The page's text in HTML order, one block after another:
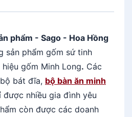
phẩm - Sago - Hoa Hồng
sản phẩm gốm sứ tinh
gốm Minh Long. Các
bát đĩa, bộ bàn ăn minh
được nhiều gia đình yêu
còn được các doanh